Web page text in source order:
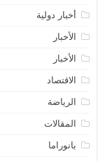
أخبار دولية
الأخبار
الأخبار
الاقتصاد
الرياضة
المقالات
بانوراما